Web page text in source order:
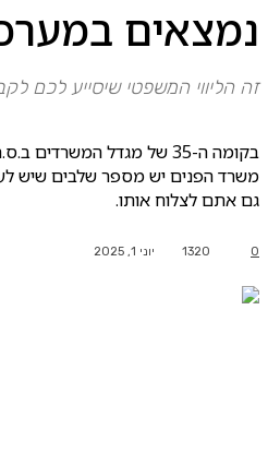
נמצאים
זה הליווי המשפטי שיסייע לכם
משרד הפנים יש מספר שלבים שיש
גם אתם לצלוח אותו.
0
1320 יוני 1, 2025